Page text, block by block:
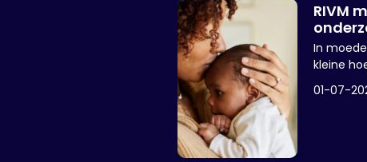
RIVM
In
kleine
01-07-